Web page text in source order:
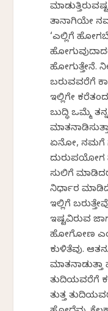
ತಾನಾಗಿಯೇ
‘ಎಲ್ಲಿಗೆ
ಹೋಗುತ್ತೇನೆ.
ಬರುವವರೆಗೆ
ಇಲ್ಲಿಗೇ
ಬುದ್ಧಿ ಒಮ್ಮೆ
ಏನೋ, ನಮಗೆ
ದುರುಪಯೋಗ
ಸುಲಿಗೆ
ನಿರ್ಧಾರ
ಇಲ್ಲಿಗೆ
ಇಷ್ಟವಿರುವ
ಹೋಗೋಣ
ಕುಳಿತೆವು.
ತುದಿಯವರೆಗೆ
ತುತ್ತ